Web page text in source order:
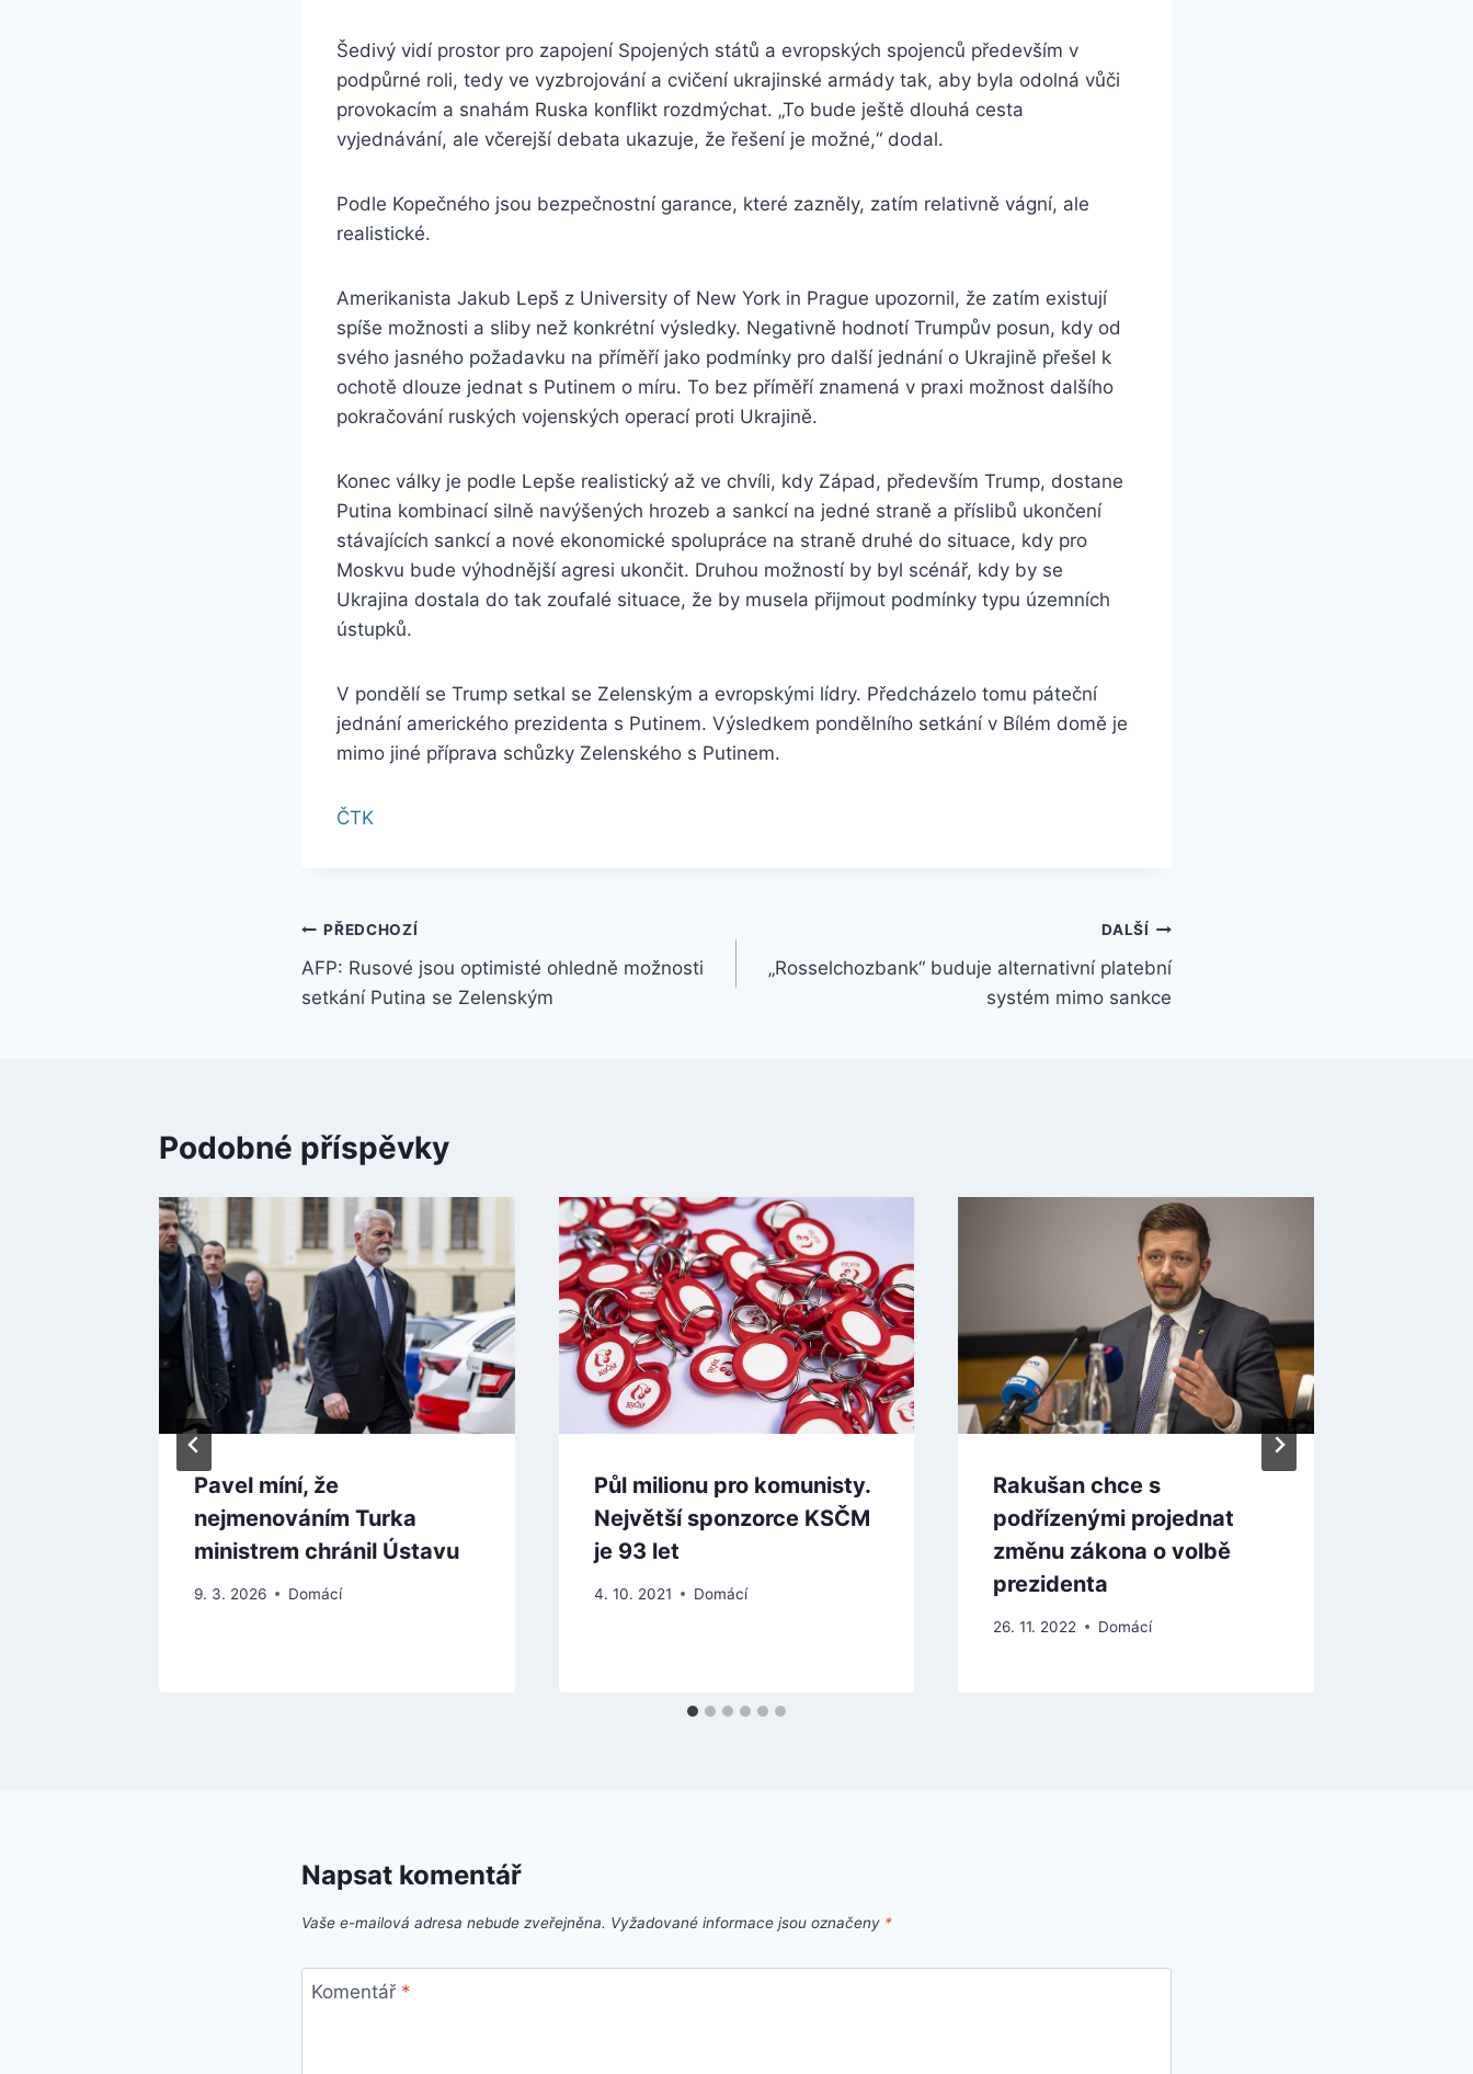
Šedivý vidí prostor pro zapojení Spojených států a evropských spojenců především v
podpůrné roli, tedy ve vyzbrojování a cvičení ukrajinské armády tak, aby byla odolná vůči
provokacím a snahám Ruska konflikt rozdmýchat. „To bude ještě dlouhá cesta
vyjednávání, ale včerejší debata ukazuje, že řešení je možné,“ dodal.
Podle Kopečného jsou bezpečnostní garance, které zazněly, zatím relativně vágní, ale
realistické.
Amerikanista Jakub Lepš z University of New York in Prague upozornil, že zatím existují
spíše možnosti a sliby než konkrétní výsledky. Negativně hodnotí Trumpův posun, kdy od
svého jasného požadavku na příměří jako podmínky pro další jednání o Ukrajině přešel k
ochotě dlouze jednat s Putinem o míru. To bez příměří znamená v praxi možnost dalšího
pokračování ruských vojenských operací proti Ukrajině.
Konec války je podle Lepše realistický až ve chvíli, kdy Západ, především Trump, dostane
Putina kombinací silně navýšených hrozeb a sankcí na jedné straně a příslibů ukončení
stávajících sankcí a nové ekonomické spolupráce na straně druhé do situace, kdy pro
Moskvu bude výhodnější agresi ukončit. Druhou možností by byl scénář, kdy by se
Ukrajina dostala do tak zoufalé situace, že by musela přijmout podmínky typu územních
ústupků.
V pondělí se Trump setkal se Zelenským a evropskými lídry. Předcházelo tomu páteční
jednání amerického prezidenta s Putinem. Výsledkem pondělního setkání v Bílém domě je
mimo jiné příprava schůzky Zelenského s Putinem.
ČTK
Navigace
pro
PŘEDCHOZÍ
AFP: Rusové jsou optimisté ohledně možnosti
setkání Putina se Zelenským
DALŠÍ
„Rosselchozbank“ buduje alternativní platební
systém mimo sankce
Podobné příspěvky
Pavel míní, že
nejmenováním Turka
ministrem chránil Ústavu
9. 3. 2026 Domácí
Půl milionu pro komunisty.
Největší sponzorce KSČM
je 93 let
4. 10. 2021 Domácí
Rakušan chce s
podřízenými projednat
změnu zákona o volbě
prezidenta
26. 11. 2022 Domácí
Napsat komentář
Vaše e-mailová adresa nebude zveřejněna. Vyžadované informace jsou označeny *
Komentář *